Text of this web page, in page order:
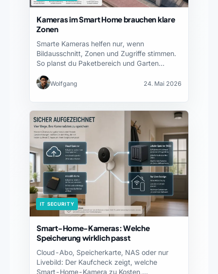
Kameras im Smart Home brauchen klare
Zonen
Smarte Kameras helfen nur, wenn
Bildausschnitt, Zonen und Zugriffe stimmen.
So planst du Paketbereich und Garten…
Wolfgang 24. Mai 2026
IT SECURITY
Smart-Home-Kameras: Welche
Speicherung wirklich passt
Cloud-Abo, Speicherkarte, NAS oder nur
Livebild: Der Kaufcheck zeigt, welche
Smart-Home-Kamera zu Kosten,